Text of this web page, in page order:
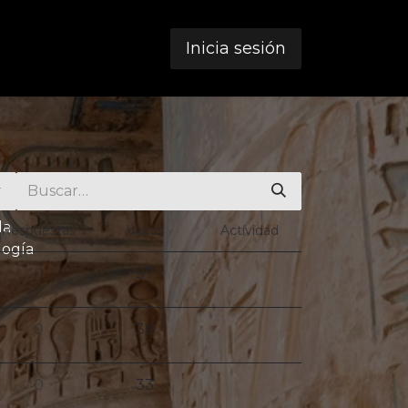
Inicia sesión
Respuestas Vistas Actividad
0 57
0 30
0 33